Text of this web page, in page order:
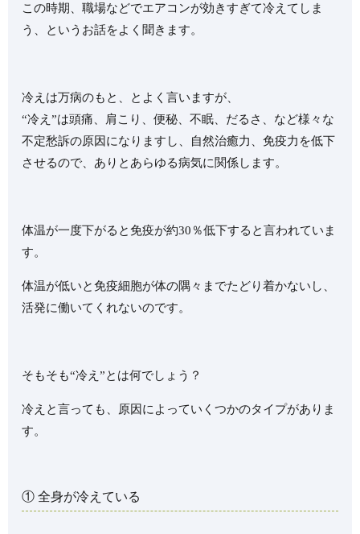
この時期、職場などでエアコンが効きすぎて冷えてしま
う、というお話をよく聞きます。
冷えは万病のもと、とよく言いますが、
“冷え”は頭痛、肩こり、便秘、不眠、だるさ、など様々な
不定愁訴の原因になりますし、自然治癒力、免疫力を低下
させるので、ありとあらゆる病気に関係します。
体温が一度下がると免疫が約30％低下すると言われていま
す。
体温が低いと免疫細胞が体の隅々までたどり着かないし、
活発に働いてくれないのです。
そもそも“冷え”とは何でしょう？
冷えと言っても、原因によっていくつかのタイプがありま
す。
① 全身が冷えている